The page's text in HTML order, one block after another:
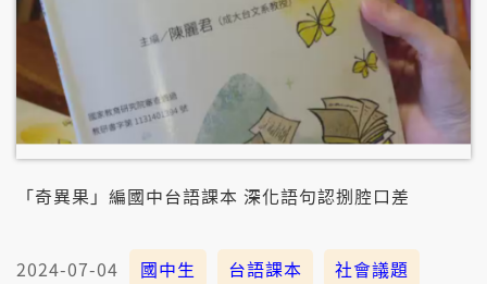
「奇異果」編國中台語課本 深化語句認捌腔口差
2024-07-04 國中生 台語課本 社會議題